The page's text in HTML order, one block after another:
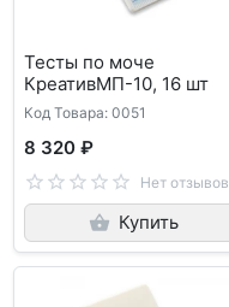
Тесты по моче
КреативМП-10, 16 шт
Код Товара: 0051
8 320 ₽
Нет отзывов
Купить